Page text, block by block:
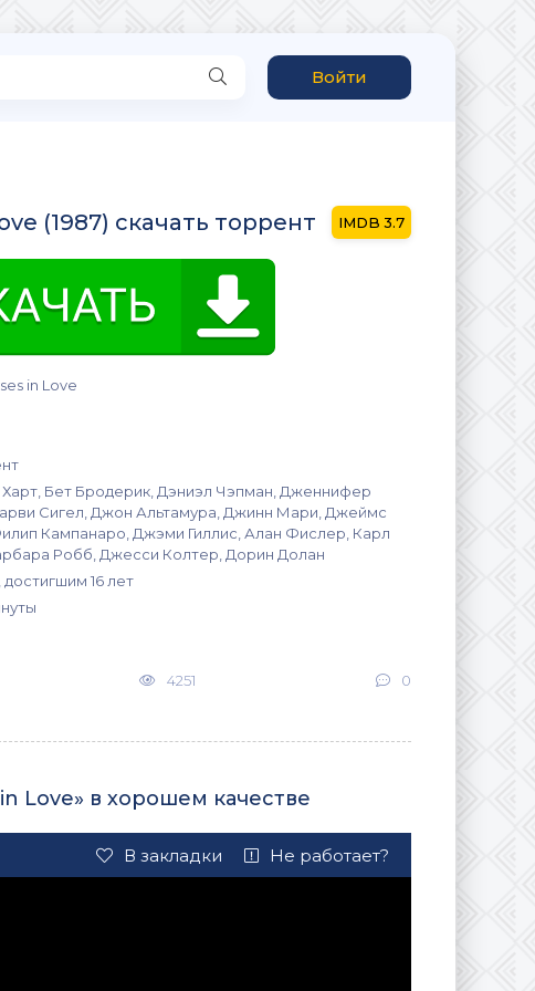
Войти
(1987) скачать торрент 3.7
in Love
Бет Бродерик, Дэниэл Чэпман, Дженнифер
Сигел, Джон Альтамура, Джинн Мари, Джеймс
Кампанаро, Джэми Гиллис, Алан Фислер, Карл
Робб, Джесси Колтер, Дорин Долан
16 лет
4251 0
Love» в хорошем качестве
В закладки Не работает?